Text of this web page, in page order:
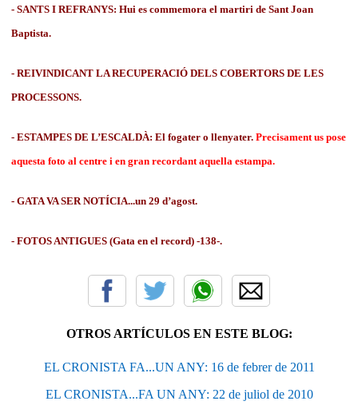
- SANTS I REFRANYS: Hui es commemora el martiri de Sant Joan
Baptista.
- REIVINDICANT LA RECUPERACIÓ DELS COBERTORS DE LES
PROCESSONS.
- ESTAMPES DE L’ESCALDÀ: El fogater o llenyater. Precisament us pose
aquesta foto al centre i en gran recordant aquella estampa.
- GATA VA SER NOTÍCIA...un 29 d’agost.
- FOTOS ANTIGUES (Gata en el record) -138-.
OTROS ARTÍCULOS EN ESTE BLOG:
EL CRONISTA FA...UN ANY: 16 de febrer de 2011
EL CRONISTA...FA UN ANY: 22 de juliol de 2010